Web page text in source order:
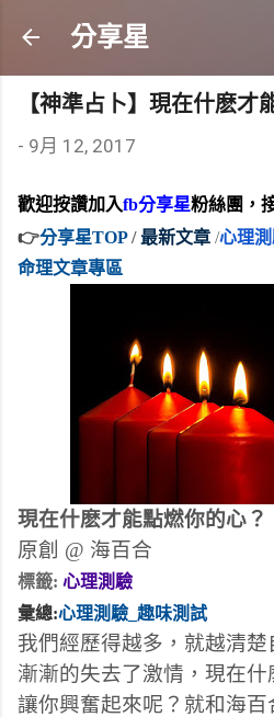
分享星
【神準占卜】現在什麽才
- 9月 12, 2017
歡迎按讚加入fb分享星粉絲團，
👉分享星TOP / 最新文章 /心理
命理文章專區
現在什麽才能點燃你的心？
原創 @ 海百合
標籤: 心理測驗
彙總:心理測驗_趣味測試
我們經歷得越多，就越清
漸漸的失去了激情，現在什
讓你興奮起來呢？就和海